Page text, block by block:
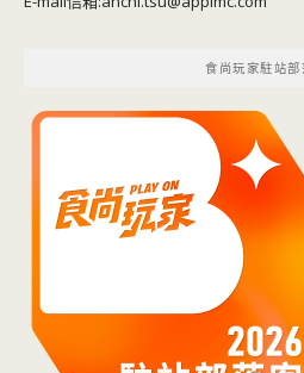
食尚玩家駐站部